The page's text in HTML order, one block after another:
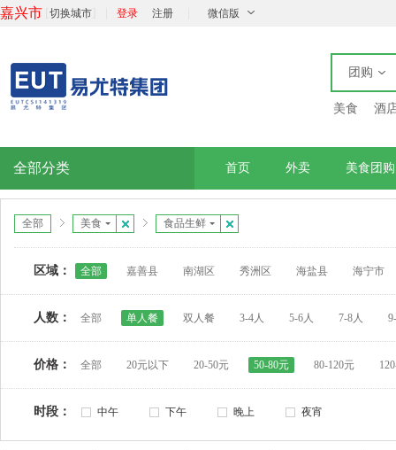
嘉兴市 切换城市 登录 注册 微信版
团购
美食 酒
全部分类 首页 外卖 美食团购
全部 美食 食品生鲜
区域： 全部 嘉善县 南湖区 秀洲区 海盐县 海宁市
人数： 全部 单人餐 双人餐 3-4人 5-6人 7-8人
价格： 全部 20元以下 20-50元 50-80元 80-120元
时段： 中午 下午 晚上 夜宵